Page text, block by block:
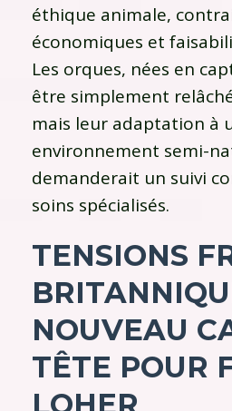
éthique animale,
économiques et
Les orques, nées en
être simplement
mais leur adaptation à
environnement semi-
demanderait un suivi
soins spécialisés.
TENSIONS
NOUVEAU
TÊTE POUR